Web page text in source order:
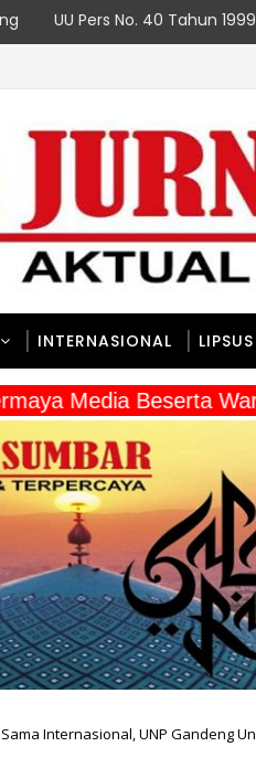
UU Pers No. 40 Tahun 1999
INTERNASIONAL LIPSUS
Media Beserta
Internasional, UNP Gandeng